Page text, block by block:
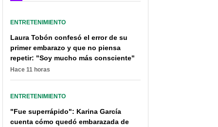
ENTRETENIMIENTO
Laura Tobón confesó el error de su
primer embarazo y que no piensa
repetir: "Soy mucho más consciente"
Hace 11 horas
ENTRETENIMIENTO
"Fue superrápido": Karina García
cuenta cómo quedó embarazada de